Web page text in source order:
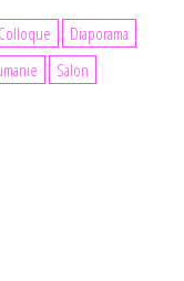
Colloque
Diaporama
Salon